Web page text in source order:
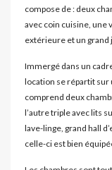
compose de : deux
avec coin cuisine, une
extérieure et un grand
Immergé dans un
location se répartit
comprend deux
l’autre triple avec lits
lave-linge, grand hall
celle-ci est bien